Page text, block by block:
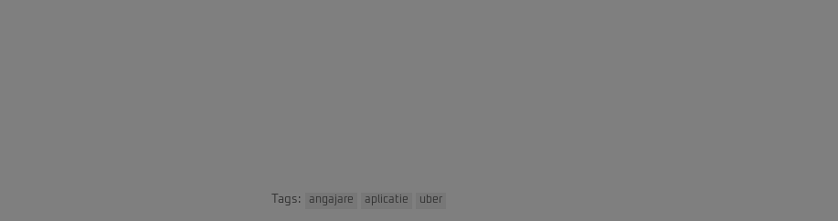
Tags: angajare aplicatie uber